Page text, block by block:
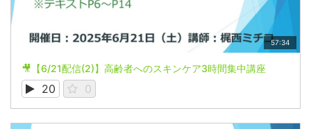
57:34
🎥【6/21配信(2)】高齢者へのスキンケア3時間集中講座
20 0